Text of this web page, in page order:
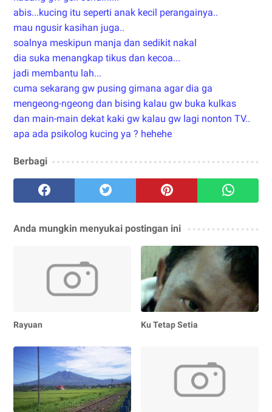
abis...kucing itu seperti anak kecil perangainya..
mau ngusir kasihan juga..
soalnya meskipun manja dan sedikit nakal
dia suka menangkap tikus dan kecoa...
jadi membantu lah...
cuma sekarang gw pusing gimana agar dia ga
mengeong-ngeong dan bising kalau gw buka kulkas
dan main-main dekat kaki gw kalau gw lagi nonton TV..
apa ada psikolog kucing ya ? hehehe
Berbagi
Anda mungkin menyukai postingan ini
Rayuan Ku Tetap Setia